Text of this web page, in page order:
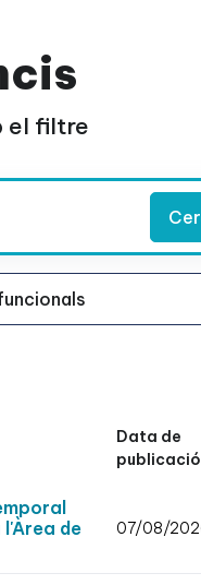
el filtre
Data de
publicació
de
07/08/